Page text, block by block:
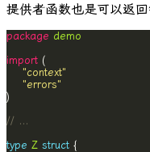
提供者函数也是可以返回
package demo
import
"context"
"errors"
// ...
type Z struct